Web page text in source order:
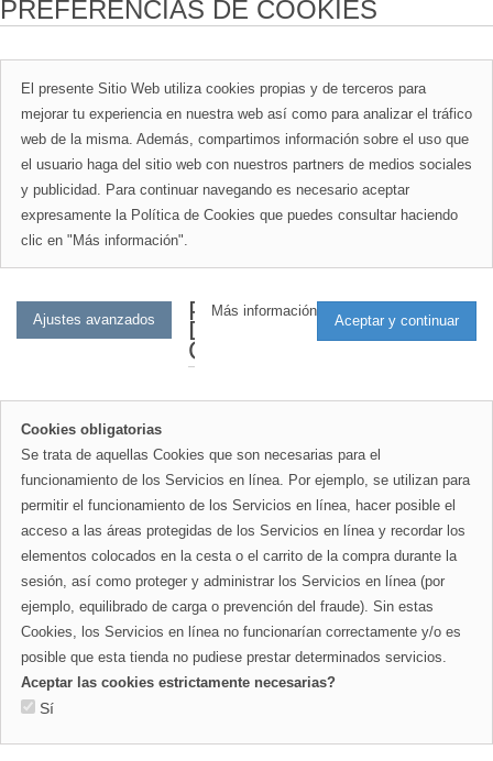
PREFERENCIAS DE COOKIES
El presente Sitio Web utiliza cookies propias y de terceros para
mejorar tu experiencia en nuestra web así como para analizar el tráfico
web de la misma. Además, compartimos información sobre el uso que
el usuario haga del sitio web con nuestros partners de medios sociales
y publicidad. Para continuar navegando es necesario aceptar
expresamente la Política de Cookies que puedes consultar haciendo
clic en "Más información".
Más información
PREFERENCIAS
DE
COOKIES
Cookies obligatorias
Se trata de aquellas Cookies que son necesarias para el
funcionamiento de los Servicios en línea. Por ejemplo, se utilizan para
permitir el funcionamiento de los Servicios en línea, hacer posible el
acceso a las áreas protegidas de los Servicios en línea y recordar los
elementos colocados en la cesta o el carrito de la compra durante la
sesión, así como proteger y administrar los Servicios en línea (por
ejemplo, equilibrado de carga o prevención del fraude). Sin estas
Cookies, los Servicios en línea no funcionarían correctamente y/o es
posible que esta tienda no pudiese prestar determinados servicios.
Aceptar las cookies estrictamente necesarias?
Sí